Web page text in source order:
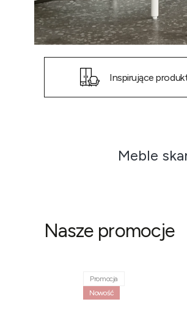
Inspirujące
Meble
Nasze promocje
Promocja
Nowość